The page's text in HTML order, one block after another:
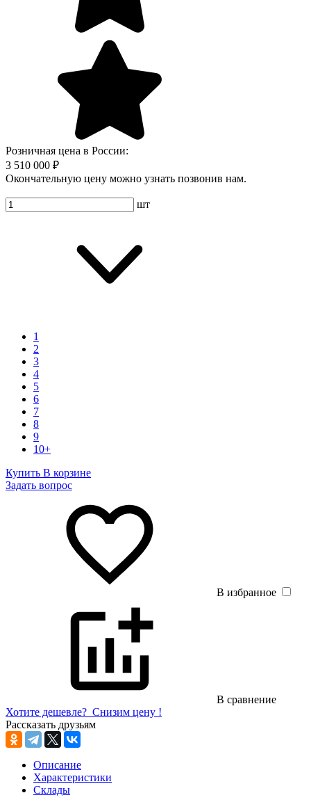
Розничная цена в России:
3 510 000 ₽
Окончательную цену можно узнать позвонив нам.
шт
1
2
3
4
5
6
7
8
9
10+
Купить В корзине
Задать вопрос
В избранное
В сравнение
Хотите дешевле? Снизим цену !
Рассказать друзьям
Описание
Характеристики
Склады